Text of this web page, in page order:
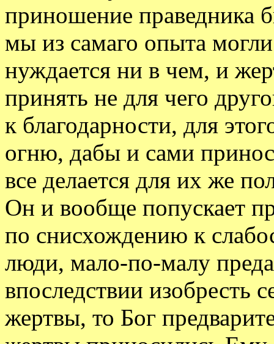
приношение праведника
мы из самаго опыта
нуждается ни в чем, и
принять не для чего
к благодарности, для
огню, дабы и сами
все делается для их же
Он и вообще попускает
по снисхождению к
люди, мало-по-малу
впоследствии изобресть
жертвы, то Бог